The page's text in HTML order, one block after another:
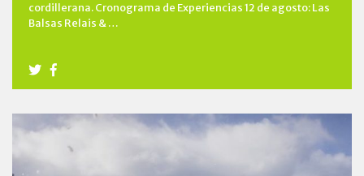
cordillerana. Cronograma de Experiencias 12 de agosto: Las
Balsas Relais & …